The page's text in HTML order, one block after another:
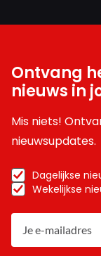
Ontvang
nieuws in
Mis niets!
nieuwsupdates.
Dagelijkse
Wekelijkse